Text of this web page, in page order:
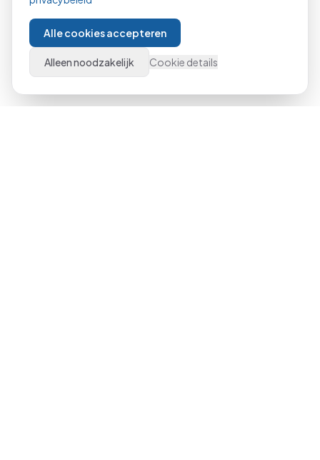
Alle cookies accepteren
Alleen noodzakelijk Cookie details